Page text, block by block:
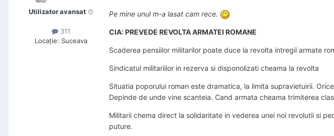
Utilizator avansat
311
Locaţie: Suceava
Pe mine unul m-a lasat cam rece.
CIA: PREVEDE REVOLTA ARMATEI ROMANE
Scaderea pensiilor militarilor poate duce la revolta intregii armate
Sindicatul militariilor in rezerva si disponolizati cheama la revolta
Situatia poporului roman este dramatica, la limita supravietuirii.
Depinde de unde vine scanteia. Cand armata cheama trimiterea
Militarii chema direct la solidaritate in vederea unei noi revolutii si
puture.